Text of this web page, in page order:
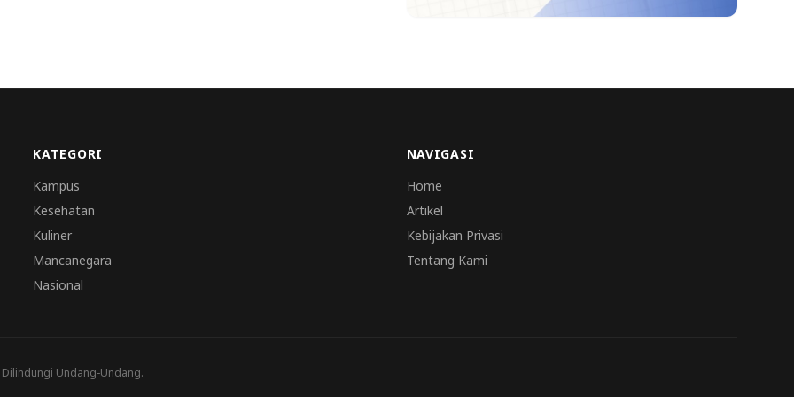
KATEGORI
Kampus
Kesehatan
Kuliner
Mancanegara
Nasional
NAVIGASI
Home
Artikel
Kebijakan Privasi
Tentang Kami
Undang-Undang.